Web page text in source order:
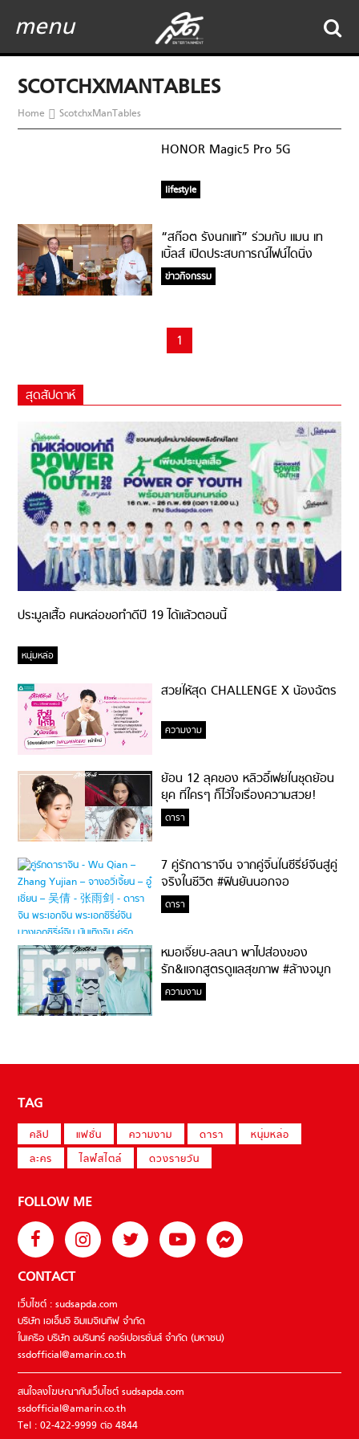
menu
SCOTCHXMANTABLES
Home ScotchxManTables
HONOR Magic5 Pro 5G
lifestyle
“สก๊อต รังนกแท้” ร่วมกับ แมน เท
เบิ้ลส์ เปิดประสบการณ์ไฟน์ไดนิ่ง
รังสรรค์เมนูสุดพรีเมียม จากรังนกแท้
สีเหลืองทองเกรดคุณภาพจากถ้ำ
ข่าวกิจกรรม
1
สุดสัปดาห์
ประมูลเสื้อ คนหล่อขอทำดีปี 19 ได้แล้วตอนนี้
หนุ่มหล่อ
สวยให้สุด CHALLENGE X น้องฉัตร
ความงาม
ย้อน 12 ลุคของ หลิวอี้เฟยในชุดย้อน
ยุค ที่ใครๆ ก็ไว้ใจเรื่องความสวย!
ดารา
7 คู่รักดาราจีน จากคู่จิ้นในซีรี่ย์จีนสู่คู่
จริงในชีวิต #ฟินยันนอกจอ
ดารา
หมอเจี๊ยบ-ลลนา พาไปส่องของ
รัก&แจกสูตรดูแลสุขภาพ #ล้างจมูก
ไม่ยากจะสอนให้
ความงาม
TAG
คลิป แฟชั่น ความงาม ดารา
หนุ่มหล่อ
ละคร
ไลฟ์สไตล์ ดวงรายวัน
FOLLOW ME
CONTACT
เว็บไซต์ : sudsapda.com
บริษัท เอเอ็มอี อิมเมจิเนทีฟ จำกัด
ในเครือ บริษัท อมรินทร์ คอร์เปอเรชั่นส์ จำกัด (มหาชน)
ssdofficial@amarin.co.th
สนใจลงโฆษณากับเว็บไซต์ sudsapda.com
ssdofficial@amarin.co.th
Tel : 02-422-9999 ต่อ 4844